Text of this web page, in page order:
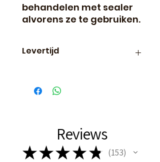
behandelen met sealer
alvorens ze te gebruiken.
Levertijd
vaak de volgende dag al in
huis!
Reviews
★★★ ★ ★ 153
153